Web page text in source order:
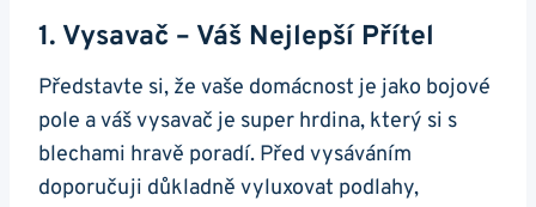
1. Vysavač – Váš Nejlepší Přítel
Představte si, že vaše domácnost je jako bojové
pole a váš vysavač je super hrdina, který si s
blechami hravě poradí. Před vysáváním
doporučuji důkladně vyluxovat podlahy,